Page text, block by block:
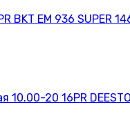
BKT EM 936 SUPER
20 16PR